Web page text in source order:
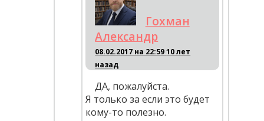
Гохман
Александр
08.02.2017 на 22:5910 лет
назад
ДА, пожалуйста.
Я только за если это будет
кому-то полезно.